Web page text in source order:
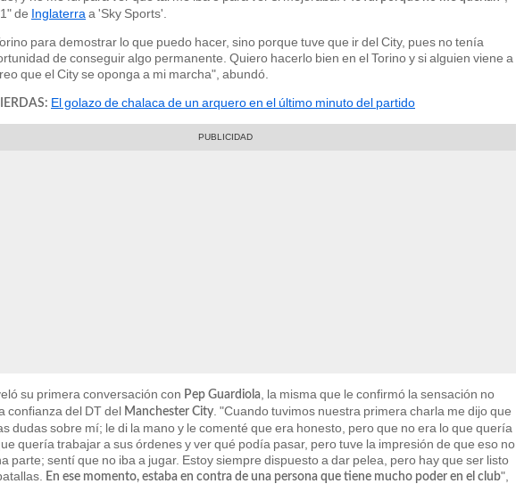
de Inglaterra a 'Sky Sports'.
para demostrar lo que puedo hacer, sino porque tuve que ir del City, pues no tenía
de conseguir algo permanente. Quiero hacerlo bien en el Torino y si alguien viene a
que el City se oponga a mi marcha", abundó.
El golazo de chalaca de un arquero en el último minuto del partido
su primera conversación con Pep Guardiola , la misma que le confirmó la sensación no
confianza del DT del Manchester City . "Cuando tuvimos nuestra primera charla me dijo que
dudas sobre mí; le di la mano y le comenté que era honesto, pero que no era lo que quería
quería trabajar a sus órdenes y ver qué podía pasar, pero tuve la impresión de que eso no
parte; sentí que no iba a jugar. Estoy siempre dispuesto a dar pelea, pero hay que ser listo
En ese momento, estaba en contra de una persona que tiene mucho poder en el club",